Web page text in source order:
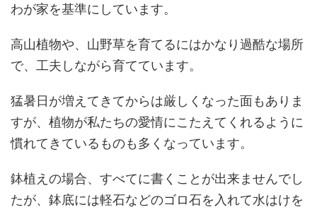
わが家を基準にしています。
高山植物や、山野草を育てるにはかなり過酷な場所
で、工夫しながら育てています。
猛暑日が増えてきてからは厳しくなった面もありま
すが、植物が私たちの愛情にこたえてくれるように
慣れてきているものも多くなっています。
鉢植えの場合、すべてに書くことが出来ませんでし
たが、鉢底には軽石などのゴロ石を入れて水はけを